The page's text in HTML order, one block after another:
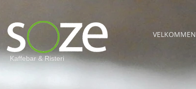
Kaffebar & Risteri
VELKOMMEN